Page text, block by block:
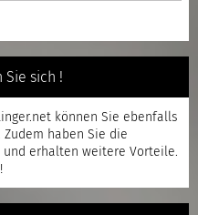
Sie sich !
können Sie ebenfalls
Zudem haben Sie die
erhalten weitere Vorteile.